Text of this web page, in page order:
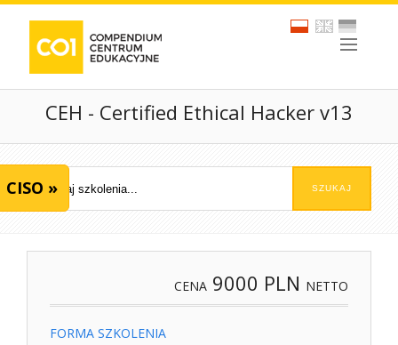
CEH - Certified Ethical Hacker v13
CISO »
CENA 9000 PLN NETTO
FORMA SZKOLENIA